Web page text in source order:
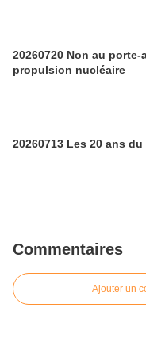
20260720 Non au porte-
propulsion nucléaire
20260713 Les 20 ans du
Commentaires
Ajouter un